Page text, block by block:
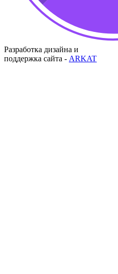
Разработка дизайна и
поддержка сайта - ARKAT